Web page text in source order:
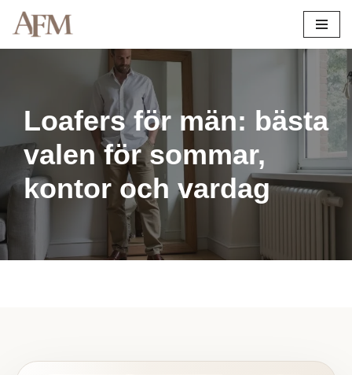
Loafers för män: bästa
valen för sommar,
kontor och vardag